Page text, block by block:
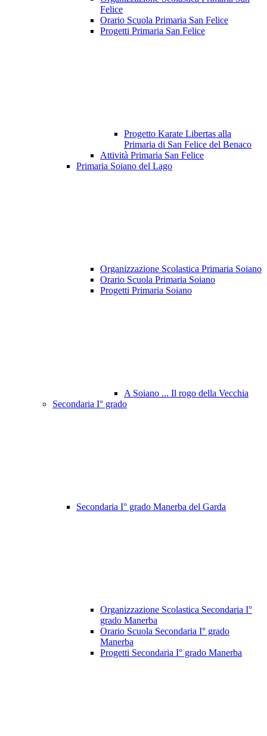
Felice
Orario Scuola Primaria San Felice
Progetti Primaria San Felice
Progetto Karate Libertas alla
Primaria di San Felice del Benaco
Attività Primaria San Felice
Primaria Soiano del Lago
Organizzazione Scolastica Primaria Soiano
Orario Scuola Primaria Soiano
Progetti Primaria Soiano
A Soiano ... Il rogo della Vecchia
Secondaria I° grado
Secondaria I° grado Manerba del Garda
Organizzazione Scolastica Secondaria I°
grado Manerba
Orario Scuola Secondaria I° grado
Manerba
Progetti Secondaria I° grado Manerba